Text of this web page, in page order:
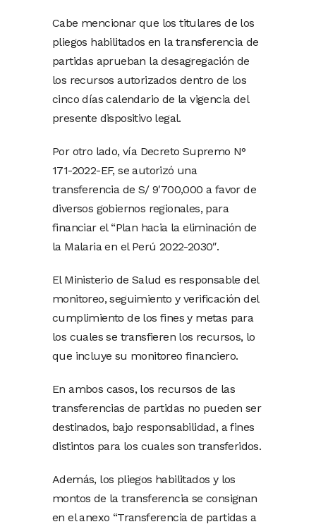
Cabe mencionar que los titulares de los
pliegos habilitados en la transferencia de
partidas aprueban la desagregación de
los recursos autorizados dentro de los
cinco días calendario de la vigencia del
presente dispositivo legal.
Por otro lado, vía Decreto Supremo N°
171-2022-EF, se autorizó una
transferencia de S/ 9′700,000 a favor de
diversos gobiernos regionales, para
financiar el “Plan hacia la eliminación de
la Malaria en el Perú 2022-2030″.
El Ministerio de Salud es responsable del
monitoreo, seguimiento y verificación del
cumplimiento de los fines y metas para
los cuales se transfieren los recursos, lo
que incluye su monitoreo financiero.
En ambos casos, los recursos de las
transferencias de partidas no pueden ser
destinados, bajo responsabilidad, a fines
distintos para los cuales son transferidos.
Además, los pliegos habilitados y los
montos de la transferencia se consignan
en el anexo “Transferencia de partidas a